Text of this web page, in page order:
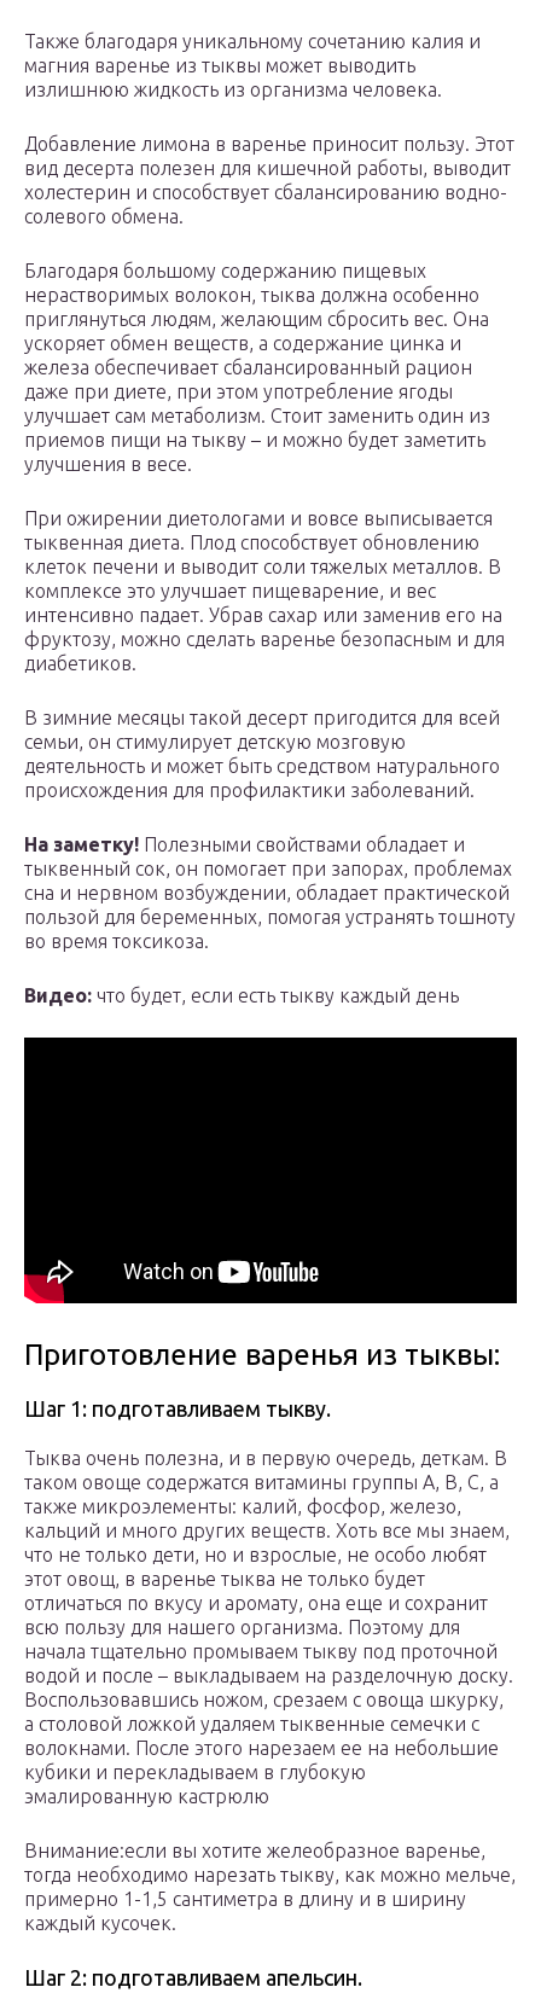
Также благодаря уникальному сочетанию калия и
магния варенье из тыквы может выводить
излишнюю жидкость из организма человека.
Добавление лимона в варенье приносит пользу. Этот
вид десерта полезен для кишечной работы, выводит
холестерин и способствует сбалансированию водно-
солевого обмена.
Благодаря большому содержанию пищевых
нерастворимых волокон, тыква должна особенно
приглянуться людям, желающим сбросить вес. Она
ускоряет обмен веществ, а содержание цинка и
железа обеспечивает сбалансированный рацион
даже при диете, при этом употребление ягоды
улучшает сам метаболизм. Стоит заменить один из
приемов пищи на тыкву – и можно будет заметить
улучшения в весе.
При ожирении диетологами и вовсе выписывается
тыквенная диета. Плод способствует обновлению
клеток печени и выводит соли тяжелых металлов. В
комплексе это улучшает пищеварение, и вес
интенсивно падает. Убрав сахар или заменив его на
фруктозу, можно сделать варенье безопасным и для
диабетиков.
В зимние месяцы такой десерт пригодится для всей
семьи, он стимулирует детскую мозговую
деятельность и может быть средством натурального
происхождения для профилактики заболеваний.
На заметку! Полезными свойствами обладает и
тыквенный сок, он помогает при запорах, проблемах
сна и нервном возбуждении, обладает практической
пользой для беременных, помогая устранять тошноту
во время токсикоза.
Видео: что будет, если есть тыкву каждый день
Приготовление варенья из тыквы:
Шаг 1: подготавливаем тыкву.
Тыква очень полезна, и в первую очередь, деткам. В
таком овоще содержатся витамины группы А, В, С, а
также микроэлементы: калий, фосфор, железо,
кальций и много других веществ. Хоть все мы знаем,
что не только дети, но и взрослые, не особо любят
этот овощ, в варенье тыква не только будет
отличаться по вкусу и аромату, она еще и сохранит
всю пользу для нашего организма. Поэтому для
начала тщательно промываем тыкву под проточной
водой и после – выкладываем на разделочную доску.
Воспользовавшись ножом, срезаем с овоща шкурку,
а столовой ложкой удаляем тыквенные семечки с
волокнами. После этого нарезаем ее на небольшие
кубики и перекладываем в глубокую
эмалированную кастрюлю
Внимание:если вы хотите желеобразное варенье,
тогда необходимо нарезать тыкву, как можно мельче,
примерно 1-1,5 сантиметра в длину и в ширину
каждый кусочек.
Шаг 2: подготавливаем апельсин.